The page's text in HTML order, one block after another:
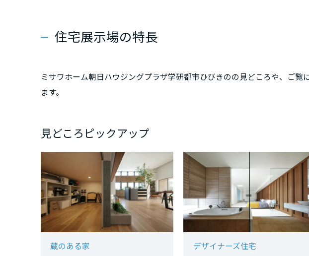
住宅展示場の特長
ミサワホーム朝日ハウジングプラザ学研都市ひびきのの見どころや、ご覧
ます。
見どころピックアップ
蔵のある家 デザイナーズ住宅
京都府
大阪府
兵庫県